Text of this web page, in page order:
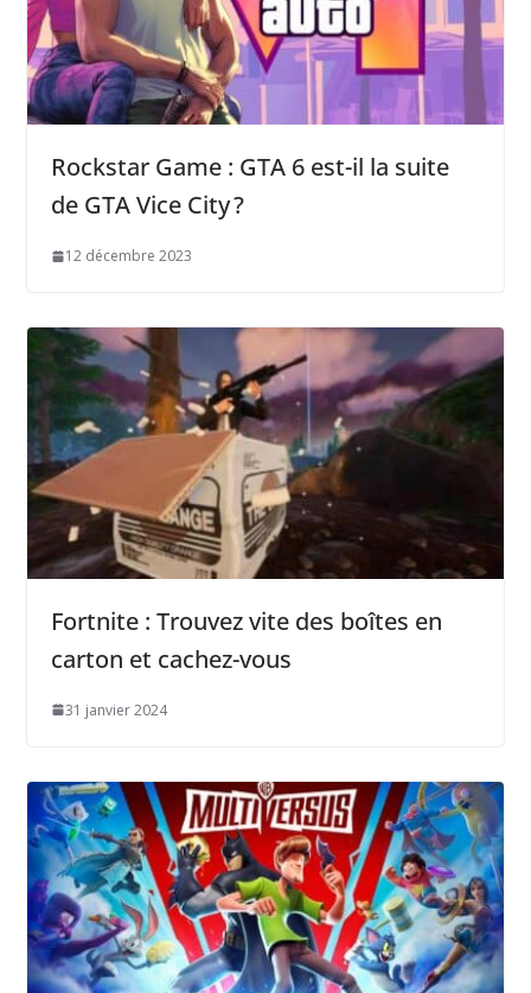
Rockstar Game : GTA 6 est-il la suite
de GTA Vice City ?
12 décembre 2023
Fortnite : Trouvez vite des boîtes en
carton et cachez-vous
31 janvier 2024